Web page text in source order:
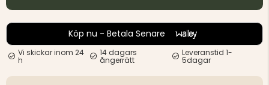
Köp nu - Betala Senare
Vi skickar inom 24
h
14 dagars
ångerrätt
Leveranstid 1-
5dagar